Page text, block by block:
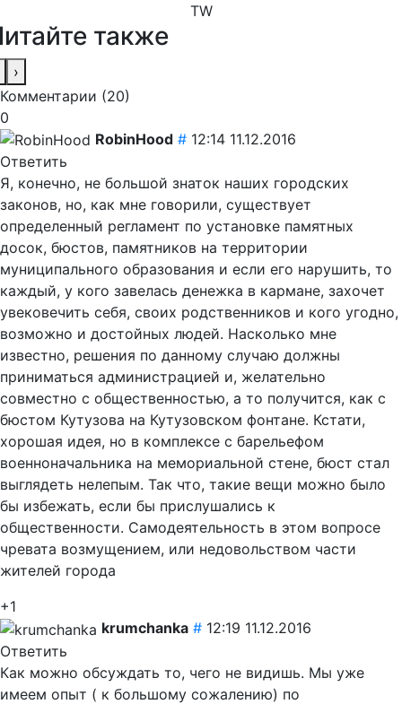
TW
также
›
Комментарии (20)
0
RobinHood # 12:14 11.12.2016
Ответить
Я, конечно, не большой знаток наших городских
законов, но, как мне говорили, существует
определенный регламент по установке памятных
досок, бюстов, памятников на территории
муниципального образования и если его нарушить, то
каждый, у кого завелась денежка в кармане, захочет
увековечить себя, своих родственников и кого угодно,
возможно и достойных людей. Насколько мне
известно, решения по данному случаю должны
приниматься администрацией и, желательно
совместно с общественностью, а то получится, как с
бюстом Кутузова на Кутузовском фонтане. Кстати,
хорошая идея, но в комплексе с барельефом
военноначальника на мемориальной стене, бюст стал
выглядеть нелепым. Так что, такие вещи можно было
бы избежать, если бы прислушались к
общественности. Самодеятельность в этом вопросе
чревата возмущением, или недовольством части
жителей города
+1
krumchanka # 12:19 11.12.2016
Ответить
Как можно обсуждать то, чего не видишь. Мы уже
имеем опыт ( к большому сожалению) по